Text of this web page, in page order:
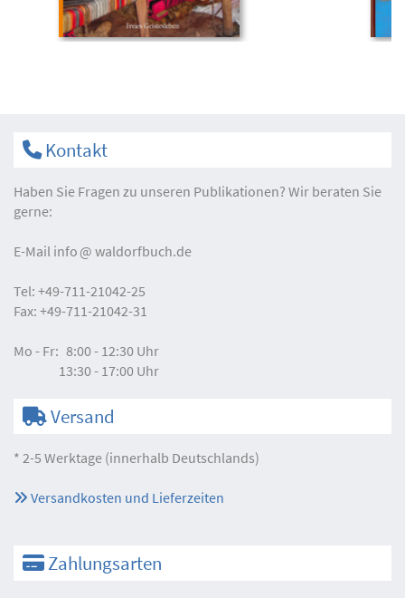
Kontakt
Haben Sie Fragen zu unseren Publikationen? Wir beraten Sie
gerne:
E-Mail info waldorfbuch.de
Tel: +49-711-21042-25
Fax: +49-711-21042-31
Mo - Fr: 8:00 - 12:30 Uhr
13:30 - 17:00 Uhr
Versand
* 2-5 Werktage (innerhalb Deutschlands)
Versandkosten und Lieferzeiten
Zahlungsarten